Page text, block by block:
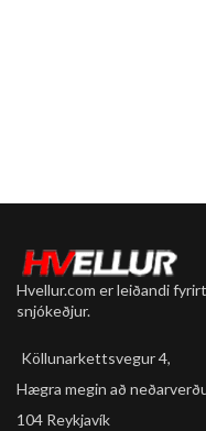
Hvellur.com er leiðandi
snjókeðjur.
Köllunarkettsvegur 4,
Hægra megin að
104 Reykjavík